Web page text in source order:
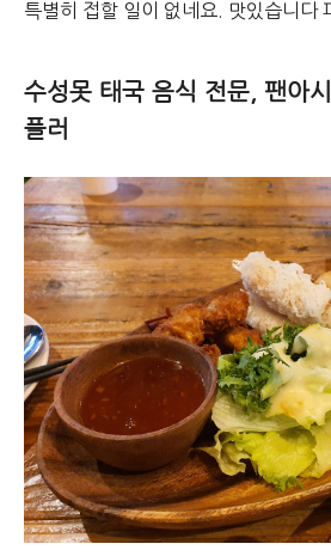
특별히 접할 일이 없네요. 맛있습니다
수성못 태국 음식 전문, 팬아
플러